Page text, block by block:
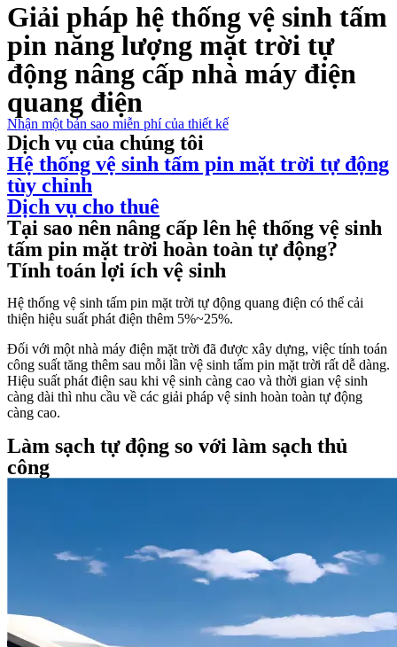
Giải pháp hệ thống vệ sinh tấm
pin năng lượng mặt trời tự
động nâng cấp nhà máy điện
quang điện
Nhận một bản sao miễn phí của thiết kế
Dịch vụ của chúng tôi
Hệ thống vệ sinh tấm pin mặt trời tự động
tùy chỉnh
Dịch vụ cho thuê
Tại sao nên nâng cấp lên hệ thống vệ sinh
tấm pin mặt trời hoàn toàn tự động?
Tính toán lợi ích vệ sinh
Hệ thống vệ sinh tấm pin mặt trời tự động quang điện có thể cải
thiện hiệu suất phát điện thêm 5%~25%.
Đối với một nhà máy điện mặt trời đã được xây dựng, việc tính toán
công suất tăng thêm sau mỗi lần vệ sinh tấm pin mặt trời rất dễ dàng.
Hiệu suất phát điện sau khi vệ sinh càng cao và thời gian vệ sinh
càng dài thì nhu cầu về các giải pháp vệ sinh hoàn toàn tự động
càng cao.
Làm sạch tự động so với làm sạch thủ
công